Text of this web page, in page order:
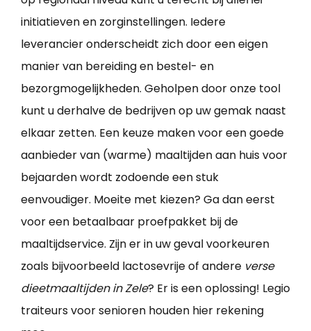
initiatieven en zorginstellingen. Iedere
leverancier onderscheidt zich door een eigen
manier van bereiding en bestel- en
bezorgmogelijkheden. Geholpen door onze tool
kunt u derhalve de bedrijven op uw gemak naast
elkaar zetten. Een keuze maken voor een goede
aanbieder van (warme) maaltijden aan huis voor
bejaarden wordt zodoende een stuk
eenvoudiger. Moeite met kiezen? Ga dan eerst
voor een betaalbaar proefpakket bij de
maaltijdservice. Zijn er in uw geval voorkeuren
zoals bijvoorbeeld lactosevrije of andere verse
dieetmaaltijden in Zele? Er is een oplossing! Legio
traiteurs voor senioren houden hier rekening